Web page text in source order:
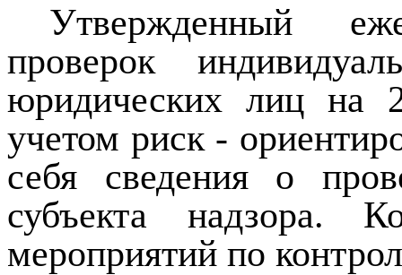
Утвержденный
проверок
юридических лиц на
учетом риск -
себя сведения о
субъекта надзора.
мероприятий по